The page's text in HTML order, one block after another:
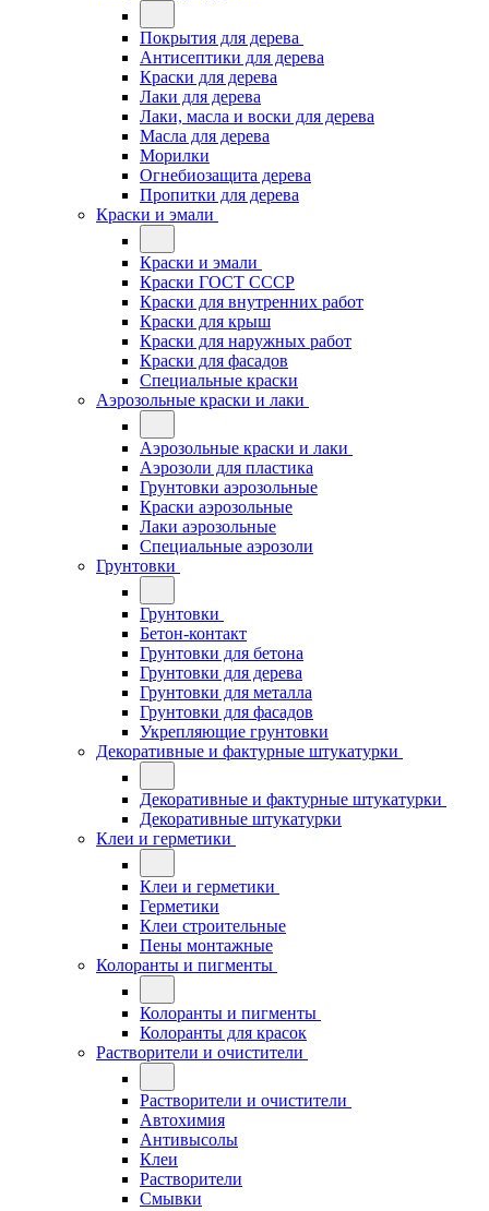
Покрытия для дерева
Антисептики для дерева
Краски для дерева
Лаки для дерева
Лаки, масла и воски для дерева
Масла для дерева
Морилки
Огнебиозащита дерева
Пропитки для дерева
Краски и эмали
Краски и эмали
Краски ГОСТ СССР
Краски для внутренних работ
Краски для крыш
Краски для наружных работ
Краски для фасадов
Специальные краски
Аэрозольные краски и лаки
Аэрозольные краски и лаки
Аэрозоли для пластика
Грунтовки аэрозольные
Краски аэрозольные
Лаки аэрозольные
Специальные аэрозоли
Грунтовки
Грунтовки
Бетон-контакт
Грунтовки для бетона
Грунтовки для дерева
Грунтовки для металла
Грунтовки для фасадов
Укрепляющие грунтовки
Декоративные и фактурные штукатурки
Декоративные и фактурные штукатурки
Декоративные штукатурки
Клеи и герметики
Клеи и герметики
Герметики
Клеи строительные
Пены монтажные
Колоранты и пигменты
Колоранты и пигменты
Колоранты для красок
Растворители и очистители
Растворители и очистители
Автохимия
Антивысолы
Клеи
Растворители
Смывки